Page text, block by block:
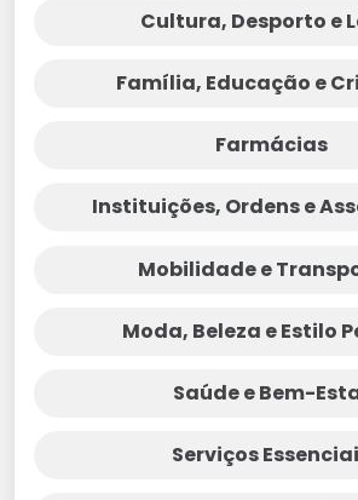
Cultura, Desporto e
Família, Educação e
Farmácias
Instituições, Ordens e
Mobilidade e
Moda, Beleza e Estilo
Saúde e Bem-
Serviços